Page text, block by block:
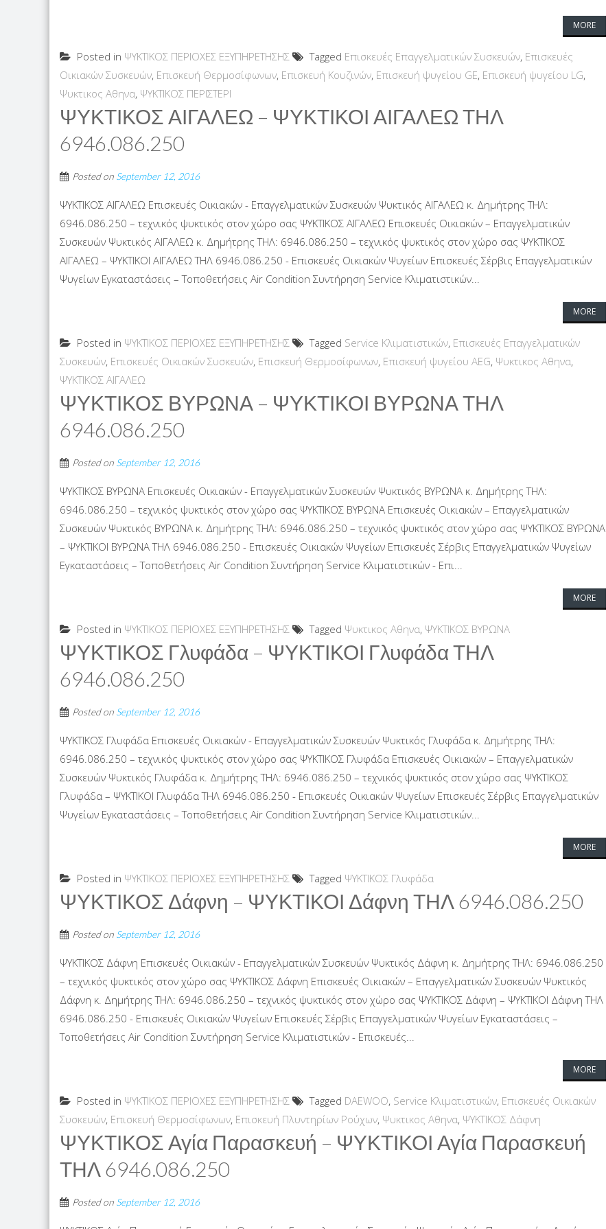
MORE
Posted in ΨΥΚΤΙΚΟΣ ΠΕΡΙΟΧΕΣ ΕΞΥΠΗΡΕΤΗΣΗΣ Tagged Επισκευές Επαγγελματικών Συσκευών, Επισκευές
Οικιακών Συσκευών, Επισκευή Θερμοσίφωνων, Επισκευή Κουζινών, Επισκευή ψυγείου GE, Επισκευή ψυγείου LG,
Ψυκτικος Αθηνα, ΨΥΚΤΙΚΟΣ ΠΕΡΙΣΤΕΡΙ
ΨΥΚΤΙΚΟΣ ΑΙΓΑΛΕΩ – ΨΥΚΤΙΚΟΙ ΑΙΓΑΛΕΩ ΤΗΛ
6946.086.250
Posted on September 12, 2016
ΨΥΚΤΙΚΟΣ ΑΙΓΑΛΕΩ Επισκευές Οικιακών - Επαγγελματικών Συσκευών Ψυκτικός ΑΙΓΑΛΕΩ κ. Δημήτρης ΤΗΛ:
6946.086.250 – τεχνικός ψυκτικός στον χώρο σας ΨΥΚΤΙΚΟΣ ΑΙΓΑΛΕΩ Επισκευές Οικιακών – Επαγγελματικών
Συσκευών Ψυκτικός ΑΙΓΑΛΕΩ κ. Δημήτρης ΤΗΛ: 6946.086.250 – τεχνικός ψυκτικός στον χώρο σας ΨΥΚΤΙΚΟΣ
ΑΙΓΑΛΕΩ – ΨΥΚΤΙΚΟΙ ΑΙΓΑΛΕΩ ΤΗΛ 6946.086.250 - Επισκευές Οικιακών Ψυγείων Επισκευές Σέρβις Επαγγελματικών
Ψυγείων Εγκαταστάσεις – Τοποθετήσεις Air Condition Συντήρηση Service Κλιματιστικών...
MORE
Posted in ΨΥΚΤΙΚΟΣ ΠΕΡΙΟΧΕΣ ΕΞΥΠΗΡΕΤΗΣΗΣ Tagged Service Κλιματιστικών, Επισκευές Επαγγελματικών
Συσκευών, Επισκευές Οικιακών Συσκευών, Επισκευή Θερμοσίφωνων, Επισκευή ψυγείου AEG, Ψυκτικος Αθηνα,
ΨΥΚΤΙΚΟΣ ΑΙΓΑΛΕΩ
ΨΥΚΤΙΚΟΣ ΒΥΡΩΝΑ – ΨΥΚΤΙΚΟΙ ΒΥΡΩΝΑ ΤΗΛ
6946.086.250
Posted on September 12, 2016
ΨΥΚΤΙΚΟΣ ΒΥΡΩΝΑ Επισκευές Οικιακών - Επαγγελματικών Συσκευών Ψυκτικός ΒΥΡΩΝΑ κ. Δημήτρης ΤΗΛ:
6946.086.250 – τεχνικός ψυκτικός στον χώρο σας ΨΥΚΤΙΚΟΣ ΒΥΡΩΝΑ Επισκευές Οικιακών – Επαγγελματικών
Συσκευών Ψυκτικός ΒΥΡΩΝΑ κ. Δημήτρης ΤΗΛ: 6946.086.250 – τεχνικός ψυκτικός στον χώρο σας ΨΥΚΤΙΚΟΣ ΒΥΡΩΝΑ
– ΨΥΚΤΙΚΟΙ ΒΥΡΩΝΑ ΤΗΛ 6946.086.250 - Επισκευές Οικιακών Ψυγείων Επισκευές Σέρβις Επαγγελματικών Ψυγείων
Εγκαταστάσεις – Τοποθετήσεις Air Condition Συντήρηση Service Κλιματιστικών - Επι...
MORE
Posted in ΨΥΚΤΙΚΟΣ ΠΕΡΙΟΧΕΣ ΕΞΥΠΗΡΕΤΗΣΗΣ Tagged Ψυκτικος Αθηνα, ΨΥΚΤΙΚΟΣ ΒΥΡΩΝΑ
ΨΥΚΤΙΚΟΣ Γλυφάδα – ΨΥΚΤΙΚΟΙ Γλυφάδα ΤΗΛ
6946.086.250
Posted on September 12, 2016
ΨΥΚΤΙΚΟΣ Γλυφάδα Επισκευές Οικιακών - Επαγγελματικών Συσκευών Ψυκτικός Γλυφάδα κ. Δημήτρης ΤΗΛ:
6946.086.250 – τεχνικός ψυκτικός στον χώρο σας ΨΥΚΤΙΚΟΣ Γλυφάδα Επισκευές Οικιακών – Επαγγελματικών
Συσκευών Ψυκτικός Γλυφάδα κ. Δημήτρης ΤΗΛ: 6946.086.250 – τεχνικός ψυκτικός στον χώρο σας ΨΥΚΤΙΚΟΣ
Γλυφάδα – ΨΥΚΤΙΚΟΙ Γλυφάδα ΤΗΛ 6946.086.250 - Επισκευές Οικιακών Ψυγείων Επισκευές Σέρβις Επαγγελματικών
Ψυγείων Εγκαταστάσεις – Τοποθετήσεις Air Condition Συντήρηση Service Κλιματιστικών...
MORE
Posted in ΨΥΚΤΙΚΟΣ ΠΕΡΙΟΧΕΣ ΕΞΥΠΗΡΕΤΗΣΗΣ Tagged ΨΥΚΤΙΚΟΣ Γλυφάδα
ΨΥΚΤΙΚΟΣ Δάφνη – ΨΥΚΤΙΚΟΙ Δάφνη ΤΗΛ 6946.086.250
Posted on September 12, 2016
ΨΥΚΤΙΚΟΣ Δάφνη Επισκευές Οικιακών - Επαγγελματικών Συσκευών Ψυκτικός Δάφνη κ. Δημήτρης ΤΗΛ: 6946.086.250
– τεχνικός ψυκτικός στον χώρο σας ΨΥΚΤΙΚΟΣ Δάφνη Επισκευές Οικιακών – Επαγγελματικών Συσκευών Ψυκτικός
Δάφνη κ. Δημήτρης ΤΗΛ: 6946.086.250 – τεχνικός ψυκτικός στον χώρο σας ΨΥΚΤΙΚΟΣ Δάφνη – ΨΥΚΤΙΚΟΙ Δάφνη ΤΗΛ
6946.086.250 - Επισκευές Οικιακών Ψυγείων Επισκευές Σέρβις Επαγγελματικών Ψυγείων Εγκαταστάσεις –
Τοποθετήσεις Air Condition Συντήρηση Service Κλιματιστικών - Επισκευές...
MORE
Posted in ΨΥΚΤΙΚΟΣ ΠΕΡΙΟΧΕΣ ΕΞΥΠΗΡΕΤΗΣΗΣ Tagged DAEWOO, Service Κλιματιστικών, Επισκευές Οικιακών
Συσκευών, Επισκευή Θερμοσίφωνων, Επισκευή Πλυντηρίων Ρούχων, Ψυκτικος Αθηνα, ΨΥΚΤΙΚΟΣ Δάφνη
ΨΥΚΤΙΚΟΣ Αγία Παρασκευή – ΨΥΚΤΙΚΟΙ Αγία Παρασκευή
ΤΗΛ 6946.086.250
Posted on September 12, 2016